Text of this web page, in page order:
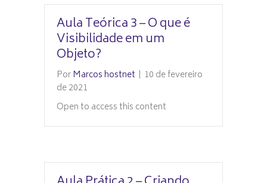
Aula Teórica 3 – O que é
Visibilidade em um
Objeto?
PorMarcos hostnet | 10 de fevereiro
de 2021
Open to access this content